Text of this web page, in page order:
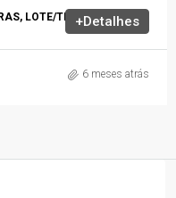
LOTE/TERRENO+Detalhes
6 meses atrás